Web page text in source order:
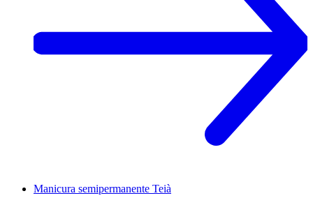
Manicura semipermanente Teià